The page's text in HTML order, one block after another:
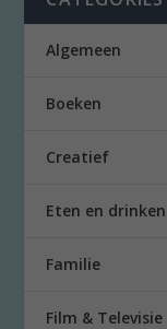
Algemeen
Boeken
Creatief
Eten en drinken
Familie
Film & Televisie